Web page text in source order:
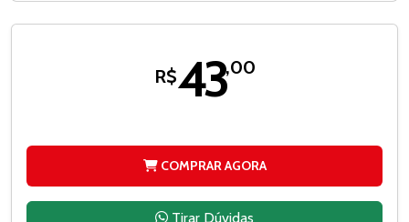
R$43,00
COMPRAR AGORA
Tirar Dúvidas